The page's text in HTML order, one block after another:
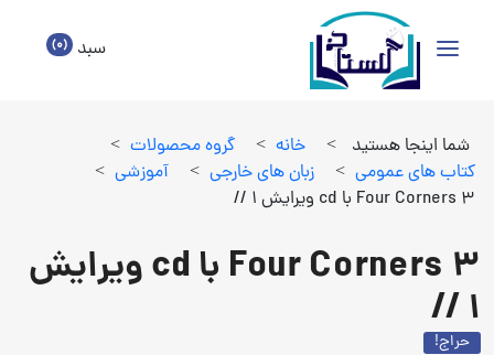
سبد (0)
شما اینجا هستید > خانه > گروه محصولات >
كتاب هاي عمومي > زبان هاي خارجي > آموزشي >
Four Corners 3 با cd ویرایش 1 //
Four Corners 3 با cd ویرایش
1 //
حراج!